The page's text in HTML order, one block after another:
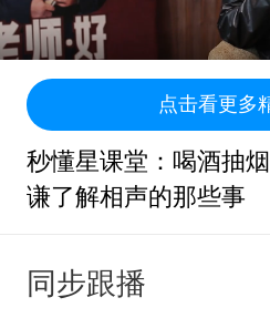
点击看更多
秒懂星课堂：喝酒抽
谦了解相声的那些事
同步跟播